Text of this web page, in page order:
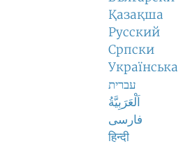
Қазақша
Русский
Српски
Українська
עברית
اَلْعَرَبِيَّةُ
فارسی
हिन्दी